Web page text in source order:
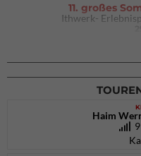
11. großes
Ithwerk-
DAV Kletter- &
Haim